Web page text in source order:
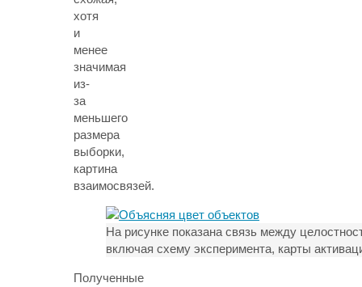
хотя
и
менее
значимая
из-
за
меньшего
размера
выборки,
картина
взаимосвязей.
На рисунке показана связь между
включая схему эксперимента, карты
Полученные